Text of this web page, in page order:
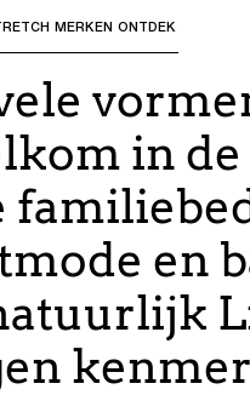
of "Escape"
MERKEN ONTDEK
in
en